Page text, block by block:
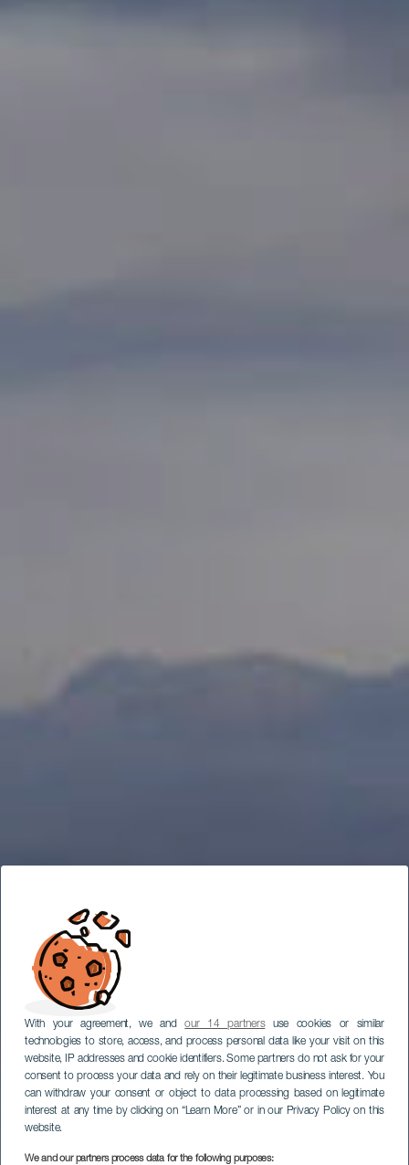
With your agreement, we andour 14 partnersuse cookies or similar
technologies to store, access, and process personal data like your visit on this
website, IP addresses and cookie identifiers. Some partners do not ask for your
consent to process your data and rely on their legitimate business interest. You
can withdraw your consent or object to data processing based on legitimate
interest at any time by clicking on “Learn More” or in our Privacy Policy on this
website.
We and our partners process data for the following purposes: